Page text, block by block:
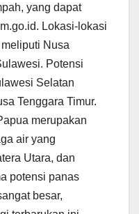
yang dapat
Lokasi-lokasi
Nusa
Potensi
Selatan
Tenggara Timur.
merupakan
air yang
Utara, dan
potensi panas
besar,